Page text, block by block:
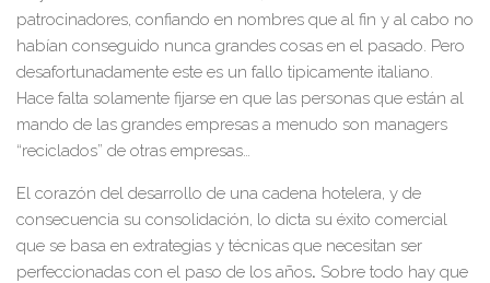
patrocinadores, confiando en nombres que al fin y al cabo no
habían conseguido nunca grandes cosas en el pasado. Pero
desafortunadamente este es un fallo tipicamente italiano.
Hace falta solamente fijarse en que las personas que están al
mando de las grandes empresas a menudo son managers
“reciclados” de otras empresas…
El corazón del desarrollo de una cadena hotelera, y de
consecuencia su consolidación, lo dicta su éxito comercial
que se basa en extrategias y técnicas que necesitan ser
perfeccionadas con el paso de los años. Sobre todo hay que